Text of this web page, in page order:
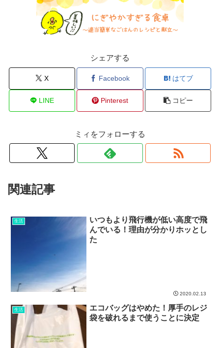
シェアする
X Facebook はてブ
LINE Pinterest コピー
ミィをフォローする
関連記事
生活
いつもより飛行機が低い高度で飛
んでいる！理由が分かりホッとし
た
2020.02.13
生活
エコバッグはやめた！厚手のレジ
袋を破れるまで使うことに決定